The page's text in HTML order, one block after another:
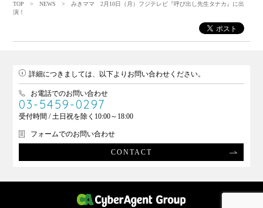
TOP
>NEWS
> みきママ 2月10日（月）フジテレビ『呼び出し先生タナカ』に出
演！
詳細につきましては、以下よりお問い合わせください。
お電話でのお問い合わせ
03-5459-0297
受付時間 / 土日祝を除く10:00～18:00
フォームでのお問い合わせ
CONTACT